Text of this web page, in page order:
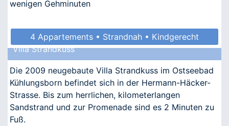
wenigen Gehminuten
4 Appartements • Strandnah • Kindgerecht
Villa Strandkuss
Die 2009 neugebaute Villa Strandkuss im Ostseebad
Kühlungsborn befindet sich in der Hermann-Häcker-
Strasse. Bis zum herrlichen, kilometerlangen
Sandstrand und zur Promenade sind es 2 Minuten zu
Fuß.